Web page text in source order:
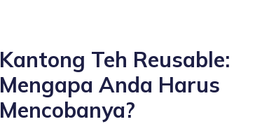
Kantong Teh Reusable:
Mengapa Anda Harus
Mencobanya?